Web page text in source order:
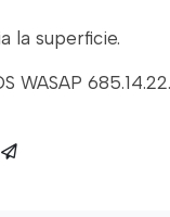
la superficie.
WASAP